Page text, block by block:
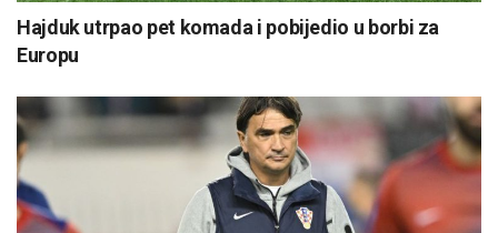
Hajduk utrpao pet komada i pobijedio u borbi za
Europu